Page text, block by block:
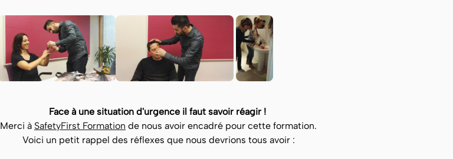
Face à une situation d'urgence il faut savoir réagir !
Merci à SafetyFirst Formation de nous avoir encadré pour cette formation.
Voici un petit rappel des réflexes que nous devrions tous avoir :